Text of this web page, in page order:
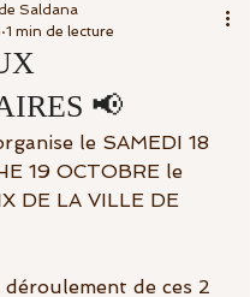
📢
Saldana
1 min de lecture
le SAMEDI 18
19 OCTOBRE le
DE LA VILLE DE
de ces 2